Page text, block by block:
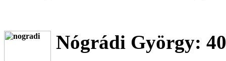
Nógrádi György: